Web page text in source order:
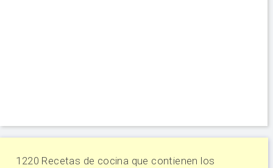
1220 Recetas de cocina que contienen los